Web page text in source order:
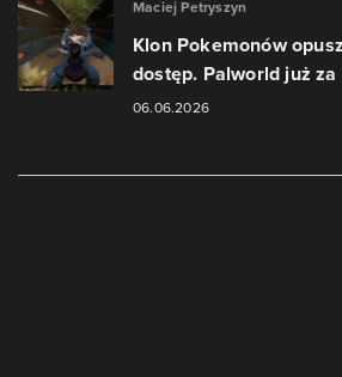
Maciej Petryszyn
Klon Pokemonów
dostęp. Palworld już
06.06.2026